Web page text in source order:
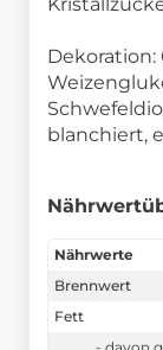
Dekoration:
blanchiert,
Nährwerte
Brennwert
Fett